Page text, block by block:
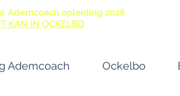
Ademcoach opleiding 2026
KAN IN OCKELBO
Ademcoach Ockelbo